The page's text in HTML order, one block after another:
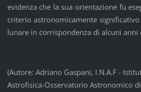
evidenza che la sua orientazione fu
criterio astronomicamente
lunare in corrispondenza di alcuni anni
(Autore: Adriano Gaspani, I.N.A.F -
Astrofisica-Osservatorio Astronomico